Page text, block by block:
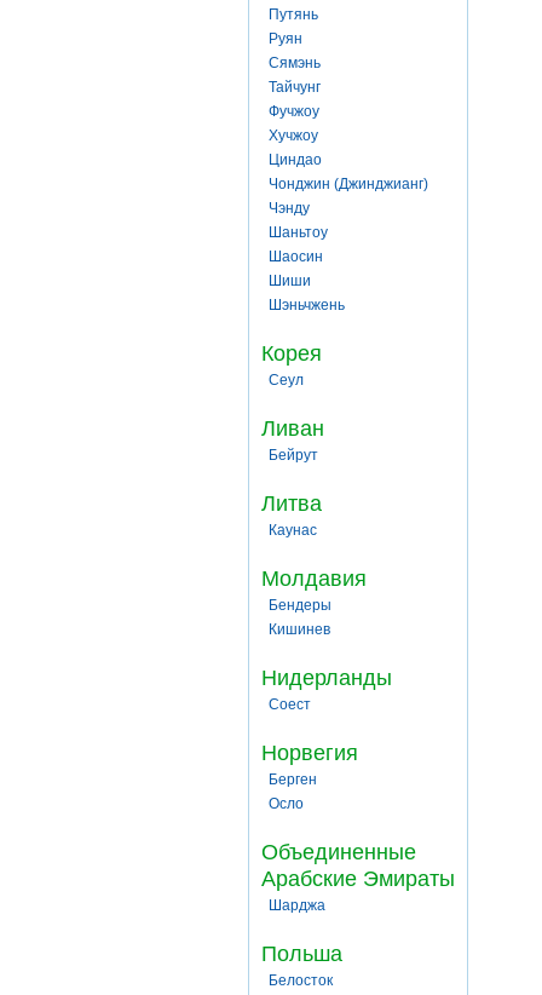
Путянь
Руян
Сямэнь
Тайчунг
Фучжоу
Хучжоу
Циндао
Чонджин (Джинджианг)
Чэнду
Шаньтоу
Шаосин
Шиши
Шэньчжень
Корея
Сеул
Ливан
Бейрут
Литва
Каунас
Молдавия
Бендеры
Кишинев
Нидерланды
Соест
Норвегия
Берген
Осло
Объединенные
Арабские Эмираты
Шарджа
Польша
Белосток